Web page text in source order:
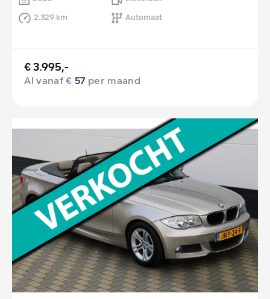
2.329 km
Automaat
€ 3.995,-
Al vanaf €57 per maand